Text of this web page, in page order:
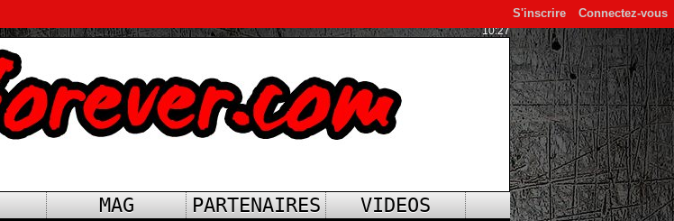
Connectez-vous
S'inscrire
10:27
MAG PARTENAIRES VIDEOS